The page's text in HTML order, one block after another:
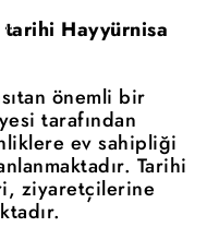
Hayyürnisa
önemli bir
tarafından
ev sahipliği
Tarihi
ziyaretçilerine